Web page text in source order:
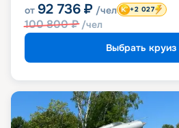
от 92 736 ₽ /чел
100 800₽ /чел
+2 027
Выбрать круиз